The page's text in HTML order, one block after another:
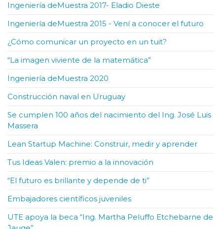
Ingeniería deMuestra 2017- Eladio Dieste
Ingeniería deMuestra 2015 - Vení a conocer el futuro
¿Cómo comunicar un proyecto en un tuit?
“La imagen viviente de la matemática”
Ingeniería deMuestra 2020
Construcción naval en Uruguay
Se cumplen 100 años del nacimiento del Ing. José Luis
Massera
Lean Startup Machine: Construir, medir y aprender
Tus Ideas Valen: premio a la innovación
“El futuro es brillante y depende de ti”
Embajadores científicos juveniles
UTE apoya la beca “Ing. Martha Peluffo Etchebarne de